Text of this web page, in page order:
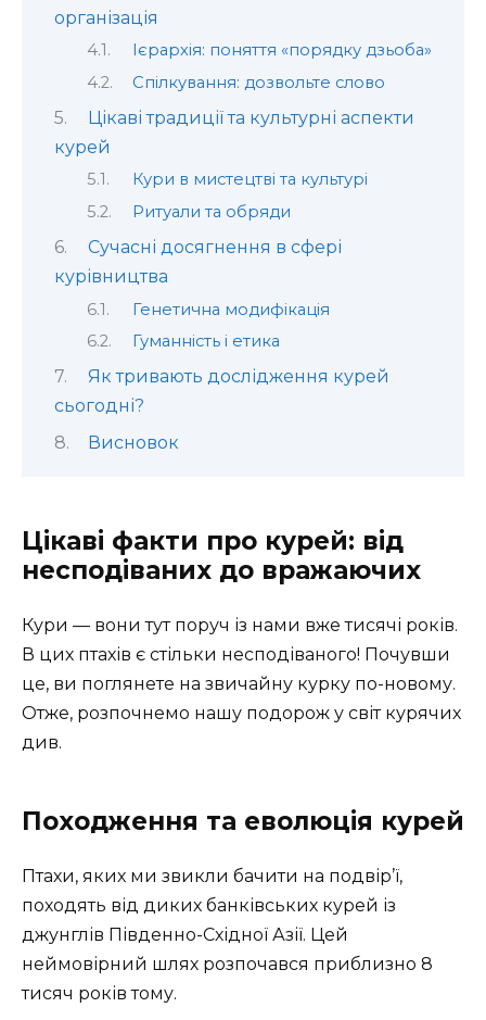
організація
Ієрархія: поняття «порядку дзьоба»
Спілкування: дозвольте слово
Цікаві традиції та культурні аспекти
курей
Кури в мистецтві та культурі
Ритуали та обряди
Сучасні досягнення в сфері
курівництва
Генетична модифікація
Гуманність і етика
Як тривають дослідження курей
сьогодні?
Висновок
Цікаві факти про курей: від
несподіваних до вражаючих
Кури — вони тут поруч із нами вже тисячі років.
В цих птахів є стільки несподіваного! Почувши
це, ви поглянете на звичайну курку по-новому.
Отже, розпочнемо нашу подорож у світ курячих
див.
Походження та еволюція курей
Птахи, яких ми звикли бачити на подвір’ї,
походять від диких банківських курей із
джунглів Південно-Східної Азії. Цей
неймовірний шлях розпочався приблизно 8
тисяч років тому.